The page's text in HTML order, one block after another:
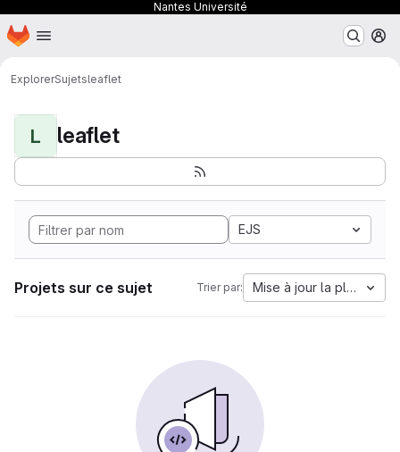
Nantes Université
Passer au contenu principal
Page d'accueil
ExplorerSujetsleaflet
L leaflet
EJS
Projets sur ce sujet Trier par: Mise à jour la plus